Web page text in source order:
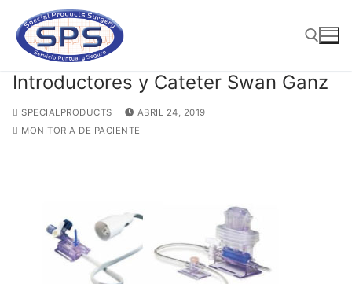
contenido
Introductores y Cateter Swan Ganz
SPECIALPRODUCTS
ABRIL 24, 2019
MONITORIA DE PACIENTE